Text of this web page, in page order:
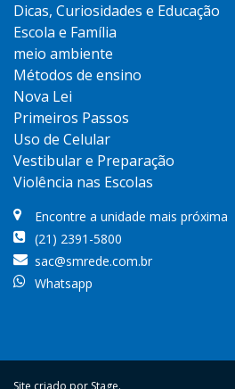
Dicas, Curiosidades e Educação
Escola e Família
meio ambiente
Métodos de ensino
Nova Lei
Primeiros Passos
Uso de Celular
Vestibular e Preparação
Violência nas Escolas
Encontre a unidade mais próxima
(21) 2391-5800
sac@smrede.com.br
Whatsapp
Site criado por Stage.